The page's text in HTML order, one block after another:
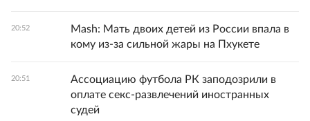
20:52
Mash: Мать двоих детей из России впала в
кому из-за сильной жары на Пхукете
20:51
Ассоциацию футбола РК заподозрили в
оплате секс-развлечений иностранных
судей